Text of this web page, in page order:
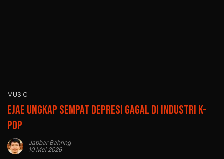
MUSIC
Ejae Ungkap Sempat Depresi Gagal di Industri K-
Pop
Jabbar Bahring
10 Mei 2026